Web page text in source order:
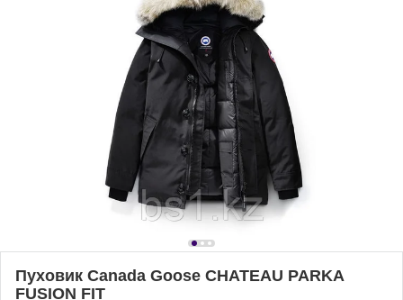
Пуховик Canada Goose CHATEAU PARKA
FUSION FIT